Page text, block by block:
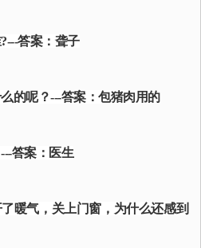
答案：聋子
的呢？---答案：包猪肉用的
答案：医生
暖气，关上门窗，为什么还感到